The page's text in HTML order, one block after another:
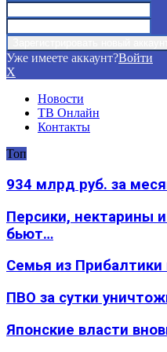
Уже имеете аккаунт?Войти
X
Новости
ТВ Онлайн
Контакты
Топ
934 млрд руб. за
Персики, нектарины
бьют…
Семья из
ПВО за сутки
Японские власти